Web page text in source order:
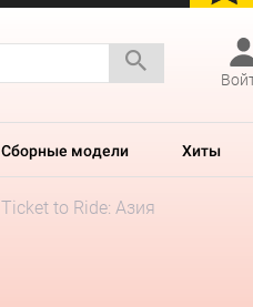
Сборные модели Хиты
Ticket to Ride: Азия